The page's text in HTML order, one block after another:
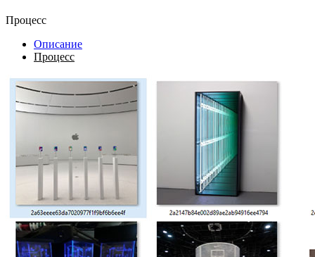
Процесс
Описание
Процесс